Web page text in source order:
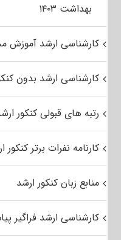
بهداشت ۱۴۰۳
کارشناسی ارشد آموزش
کارشناسی ارشد بدون
رتبه های قبولی کنکور
کارنامه نفرات برتر کنکور
منابع زبان کنکور ارشد
کارشناسی ارشد فراگیر